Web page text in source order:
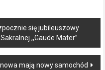
się jubileuszowy
,,Gaude Mater”
mają nowy samochód